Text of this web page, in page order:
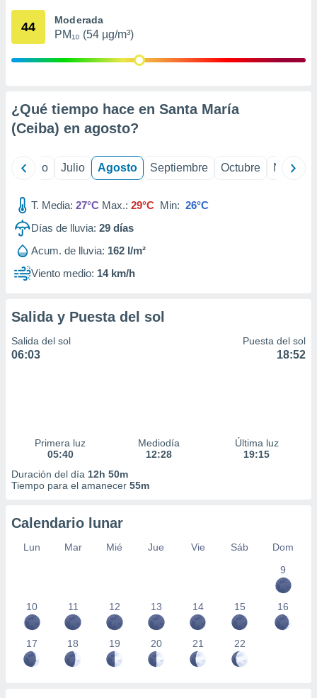
mediante
publicidad
1199
44 Moderada
PM₁₀ (54 µg/m³)
¿Qué tiempo hace en Santa María
(Ceiba) en agosto?
Junio Julio Agosto Septiembre Octubre
T. Media: 27°C Max.: 29°C Min: 26°C
Días de lluvia: 29 días
Acum. de lluvia: 162 l/m²
Viento medio: 14 km/h
Salida y Puesta del sol
Salida del sol
06:03
Puesta del sol
18:52
Primera luz
05:40
Mediodía
12:28
Última luz
19:15
Duración del día 12h 50m
Tiempo para el amanecer 55m
Calendario lunar
Lun Mar Mié Jue Vie Sáb
Dom
9
10 11 12 13 14 15 16
17 18 19 20 21 22